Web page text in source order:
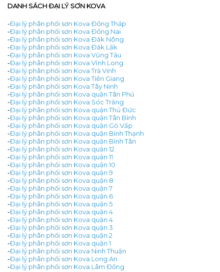
DANH SÁCH ĐẠI LÝ SƠN KOVA
-Đại lý phân phối sơn Kova Đồng Tháp
-Đại lý phân phối sơn Kova Đồng Nai
-Đại lý phân phối sơn Kova Đăk Nông
-Đại lý phân phối sơn Kova Đăk Lăk
-Đại lý phân phối sơn Kova Vũng Tàu
-Đại lý phân phối sơn Kova Vĩnh Long
-Đại lý phân phối sơn Kova Trà Vinh
-Đại lý phân phối sơn Kova Tiền Giang
-Đại lý phân phối sơn Kova Tây Ninh
-Đại lý phân phối sơn Kova quận Tân Phú
-Đại lý phân phối sơn Kova Sóc Trăng
-Đại lý phân phối sơn Kova quận Thủ Đức
-Đại lý phân phối sơn Kova quận Tân Bình
-Đại lý phân phối sơn Kova quận Gò Vấp
-Đại lý phân phối sơn Kova quận Bình Thạnh
-Đại lý phân phối sơn Kova quận Bình Tân
-Đại lý phân phối sơn Kova quận 12
-Đại lý phân phối sơn Kova quận 11
-Đại lý phân phối sơn Kova quận 10
-Đại lý phân phối sơn Kova quận 9
-Đại lý phân phối sơn Kova quận 8
-Đại lý phân phối sơn Kova quận 7
-Đại lý phân phối sơn Kova quận 6
-Đại lý phân phối sơn Kova quận 5
-Đại lý phân phối sơn Kova quận 4
-Đại lý phân phối sơn Kova quận 4
-Đại lý phân phối sơn Kova quận 3
-Đại lý phân phối sơn Kova quận 2
-Đại lý phân phối sơn Kova quận 1
-Đại lý phân phối sơn Kova Ninh Thuận
-Đại lý phân phối sơn Kova Long An
-Đại lý phân phối sơn Kova Lâm Đồng